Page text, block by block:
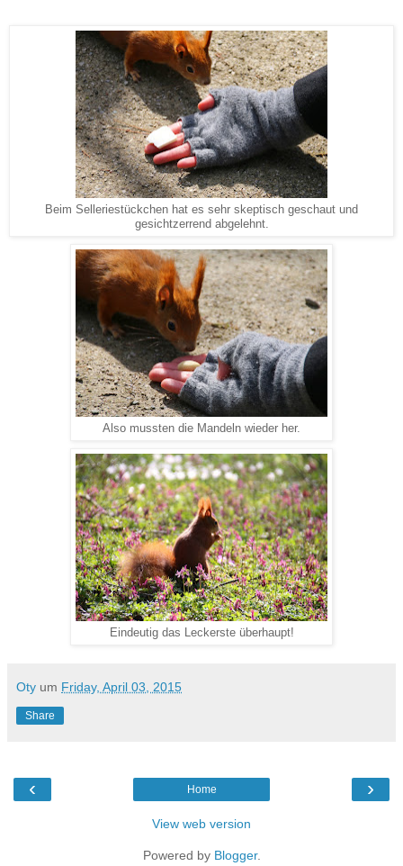
Beim Selleriestückchen hat es sehr skeptisch geschaut und
gesichtzerrend abgelehnt.
Also mussten die Mandeln wieder her.
Eindeutig das Leckerste überhaupt!
Oty um Friday, April 03, 2015
Share
‹ ›
Home
View web version
Powered by Blogger.